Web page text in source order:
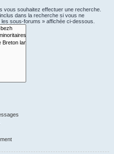
vous souhaitez effectuer une recherche.
dans la recherche si vous ne
sous-forums » affichée ci-dessous.